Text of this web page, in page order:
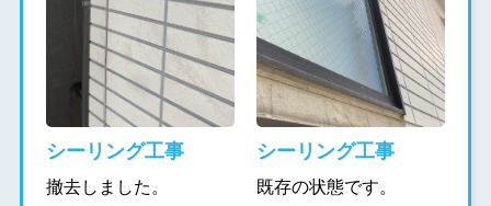
シーリング工事
撤去しました。
シーリング工事
既存の状態です。